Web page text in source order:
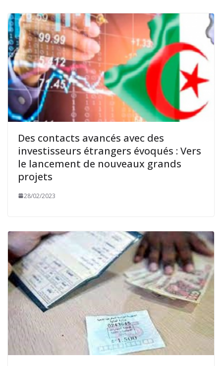
Des contacts avancés avec des
investisseurs étrangers évoqués : Vers
le lancement de nouveaux grands
projets
28/02/2023